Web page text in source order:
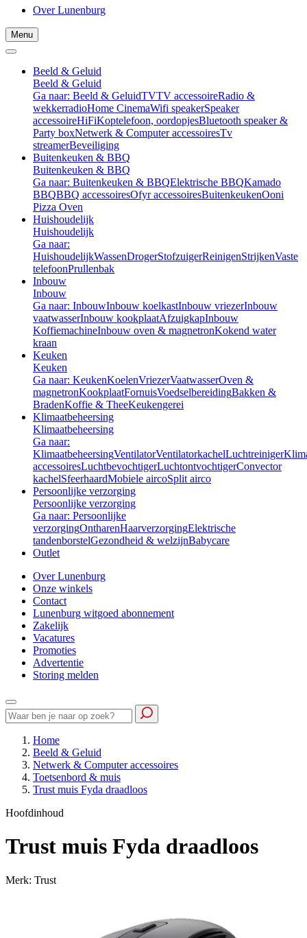
Over Lunenburg
Menu
Beeld & Geluid
Beeld & Geluid
Ga naar: Beeld & GeluidTVTV accessoireRadio &
wekkerradioHome CinemaWifi speakerSpeaker
accessoireHiFiKoptelefoon, oordopjesBluetooth speaker &
Party boxNetwerk & Computer accessoiresTv
streamerBeveiliging
Buitenkeuken & BBQ
Buitenkeuken & BBQ
Ga naar: Buitenkeuken & BBQElektrische BBQKamado
BBQBBQ accessoiresOfyr accessoiresBuitenkeukenOoni
Pizza Oven
Huishoudelijk
Huishoudelijk
Ga naar:
HuishoudelijkWassenDrogerStofzuigerReinigenStrijkenVaste
telefoonPrullenbak
Inbouw
Inbouw
Ga naar: InbouwInbouw koelkastInbouw vriezerInbouw
vaatwasserInbouw kookplaatAfzuigkapInbouw
KoffiemachineInbouw oven & magnetronKokend water
kraan
Keuken
Keuken
Ga naar: KeukenKoelenVriezerVaatwasserOven &
magnetronKookplaatFornuisVoedselbereidingBakken &
BradenKoffie & TheeKeukengerei
Klimaatbeheersing
Klimaatbeheersing
Ga naar:
KlimaatbeheersingVentilatorVentilatorkachelLuchtreiniger
accessoiresLuchtbevochtigerLuchtontvochtigerConvector
kachelSfeerhaardMobiele aircoSplit airco
Persoonlijke verzorging
Persoonlijke verzorging
Ga naar: Persoonlijke
verzorgingOntharenHaarverzorgingElektrische
tandenborstelGezondheid & welzijnBabycare
Outlet
Over Lunenburg
Onze winkels
Contact
Lunenburg witgoed abonnement
Zakelijk
Vacatures
Promoties
Advertentie
Storing melden
Home
Beeld & Geluid
Netwerk & Computer accessoires
Toetsenbord & muis
Trust muis Fyda draadloos
Hoofdinhoud
Trust muis Fyda draadloos
Merk: Trust